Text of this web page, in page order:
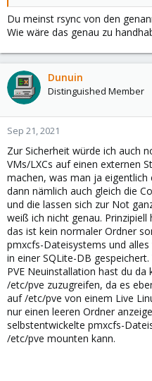
Du meinst rsync von den
Wie wäre das genau zu
Dunuin
Distinguished Member
Sep 21, 2021
Zur Sicherheit würde ich auch
VMs/LXCs auf einen externen
machen, was man ja
dann nämlich auch gleich die
und die lassen sich zur Not
weiß ich nicht genau.
das ist kein normaler Ordner
pmxcfs-Dateisystems und
in einer SQLite-DB
PVE Neuinstallation hast du
/etc/pve zuzugreifen, da es
auf /etc/pve von einem Live
nur einen leeren Ordner
selbstentwickelte pmxcfs-
/etc/pve mounten kann.